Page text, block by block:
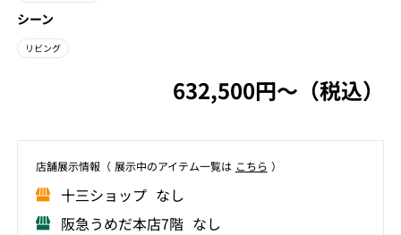
シーン
リビング
632,500円〜（税込）
店舗展⽰情報（ 展⽰中のアイテム⼀覧は こちら ）
⼗三ショップ なし
阪急うめだ本店7階 なし